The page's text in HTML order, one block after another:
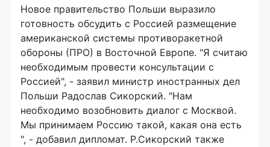
Новое правительство Польши выразило
готовность обсудить с Россией размещение
американской системы противоракетной
обороны (ПРО) в Восточной Европе. "Я считаю
необходимым провести консультации с
Россией", - заявил министр иностранных дел
Польши Радослав Сикорский. "Нам
необходимо возобновить диалог с Москвой.
Мы принимаем Россию такой, какая она есть
", - добавил дипломат. Р.Сикорский также